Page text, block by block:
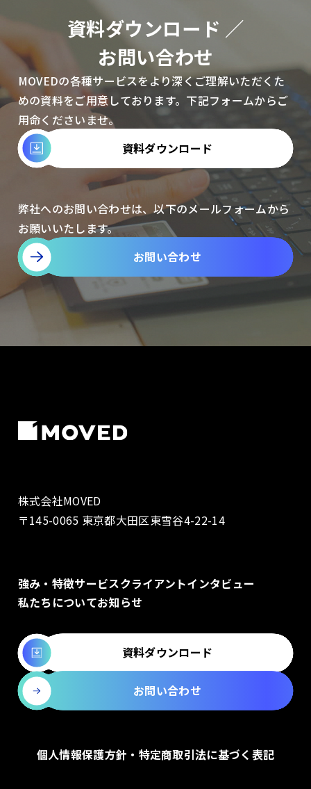
資料ダウンロード ／
お問い合わせ
MOVEDの各種サービスをより深くご理解いただくた
めの資料をご用意しております。下記フォームからご
用命くださいませ。
資料ダウンロード
弊社へのお問い合わせは、以下のメールフォームから
お願いいたします。
お問い合わせ
強み・特徴サービスクライアントインタビュー
私たちについてお知らせ
資料ダウンロード
お問い合わせ
個人情報保護方針・特定商取引法に基づく表記
株式会社MOVED
〒145-0065 東京都大田区東雪谷4-22-14